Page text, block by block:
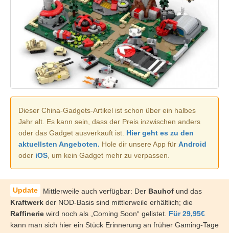
Dieser China-Gadgets-Artikel ist schon über ein halbes
Jahr alt. Es kann sein, dass der Preis inzwischen anders
oder das Gadget ausverkauft ist. Hier geht es zu den
aktuellsten Angeboten. Hole dir unsere App für Android
oder iOS , um kein Gadget mehr zu verpassen.
Mittlerweile auch verfügbar: Der Bauhof und das
Kraftwerk der NOD-Basis sind mittlerweile erhältlich; die
Raffinerie wird noch als „Coming Soon“ gelistet. Für 29,95€
kann man sich hier ein Stück Erinnerung an früher Gaming-Tage